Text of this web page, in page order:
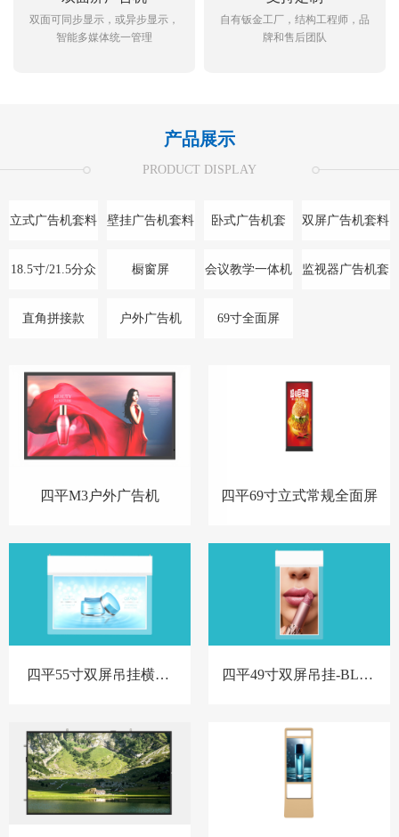
双面可同步显示，或异步显示，
智能多媒体统一管理
自有钣金工厂，结构工程师，品
牌和售后团队
产品展示
PRODUCT DISPLAY
立式广告机套料 壁挂广告机套料 卧式广告机套
料/底座
双屏广告机套料
18.5寸/21.5分众
款
橱窗屏 会议教学一体机 监视器广告机套
直角拼接款 户外广告机 69寸全面屏
四平M3户外广告机 四平69寸立式常规全面屏
四平55寸双屏吊挂横屏-
四平49寸双屏吊挂-BL款-